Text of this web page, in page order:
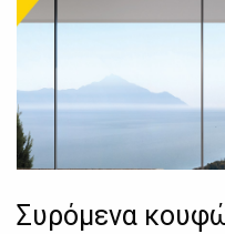
Συρόμενα